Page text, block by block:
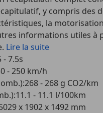
y compris des
la
informations utiles à
Lire la suite
- 7.5s
- 250 km/h
:268 - 268 g CO2/km
:11.1 - 11.1 l/100km
x 1902 x 1492 mm